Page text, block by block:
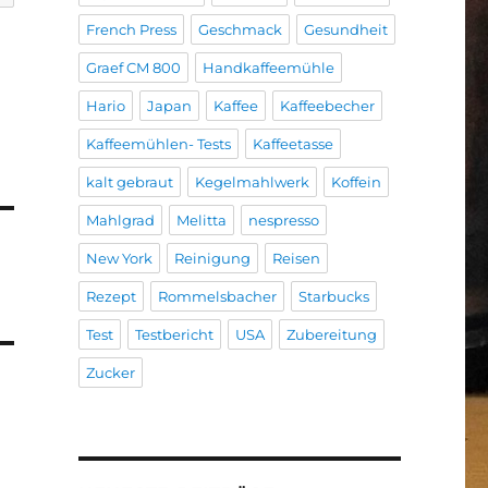
French Press Geschmack Gesundheit
Graef CM 800 Handkaffeemühle
Hario Japan Kaffee Kaffeebecher
Kaffeemühlen- Tests Kaffeetasse
kalt gebraut Kegelmahlwerk Koffein
Mahlgrad Melitta nespresso
New York Reinigung Reisen
Rezept Rommelsbacher Starbucks
Test Testbericht USA Zubereitung
Zucker